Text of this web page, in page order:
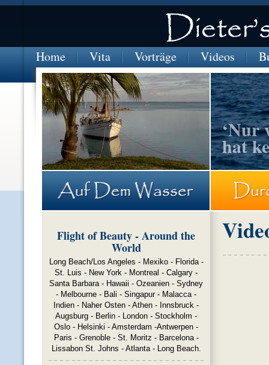
Home Vita Vorträge Videos
‘Nur
hat
Flight of Beauty - Around the
World
Long Beach/Los Angeles - Mexiko - Florida -
St. Luis - New York - Montreal - Calgary -
Santa Barbara - Hawaii - Ozeanien - Sydney
- Melbourne - Bali - Singapur - Malacca -
Indien - Naher Osten - Athen - Innsbruck -
Augsburg - Berlin - London - Stockholm -
Oslo - Helsinki - Amsterdam -Antwerpen -
Paris - Grenoble - St. Moritz - Barcelona -
Lissabon St. Johns - Atlanta - Long Beach.